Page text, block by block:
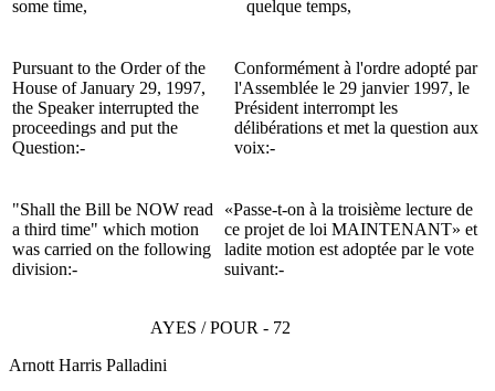
some time,
quelque temps,
Pursuant to the Order of the
House of January 29, 1997,
the Speaker interrupted the
proceedings and put the
Question:-
Conformément à l'ordre adopté par
l'Assemblée le 29 janvier 1997, le
Président interrompt les
délibérations et met la question aux
voix:-
"Shall the Bill be NOW read
a third time" which motion
was carried on the following
division:-
«Passe-t-on à la troisième lecture de
ce projet de loi MAINTENANT» et
ladite motion est adoptée par le vote
suivant:-
AYES / POUR - 72
Arnott Harris Palladini